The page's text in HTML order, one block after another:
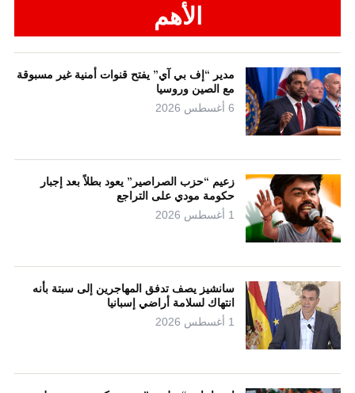
الأهم
مدير “إف بي آي” يفتح قنوات أمنية غير مسبوقة
مع الصين وروسيا
6 أغسطس 2026
زعيم “حزب الصراصير” يعود بطلاً بعد إجبار
حكومة مودي على التراجع
1 أغسطس 2026
سانشيز يصف تدفق المهاجرين إلى سبتة بأنه
انتهاك لسلامة أراضي إسبانيا
1 أغسطس 2026